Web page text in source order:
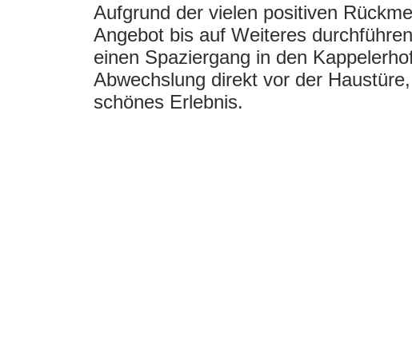
Aufgrund der vielen positiven
Angebot bis auf Weiteres
einen Spaziergang in den
Abwechslung direkt vor der
schönes Erlebnis.